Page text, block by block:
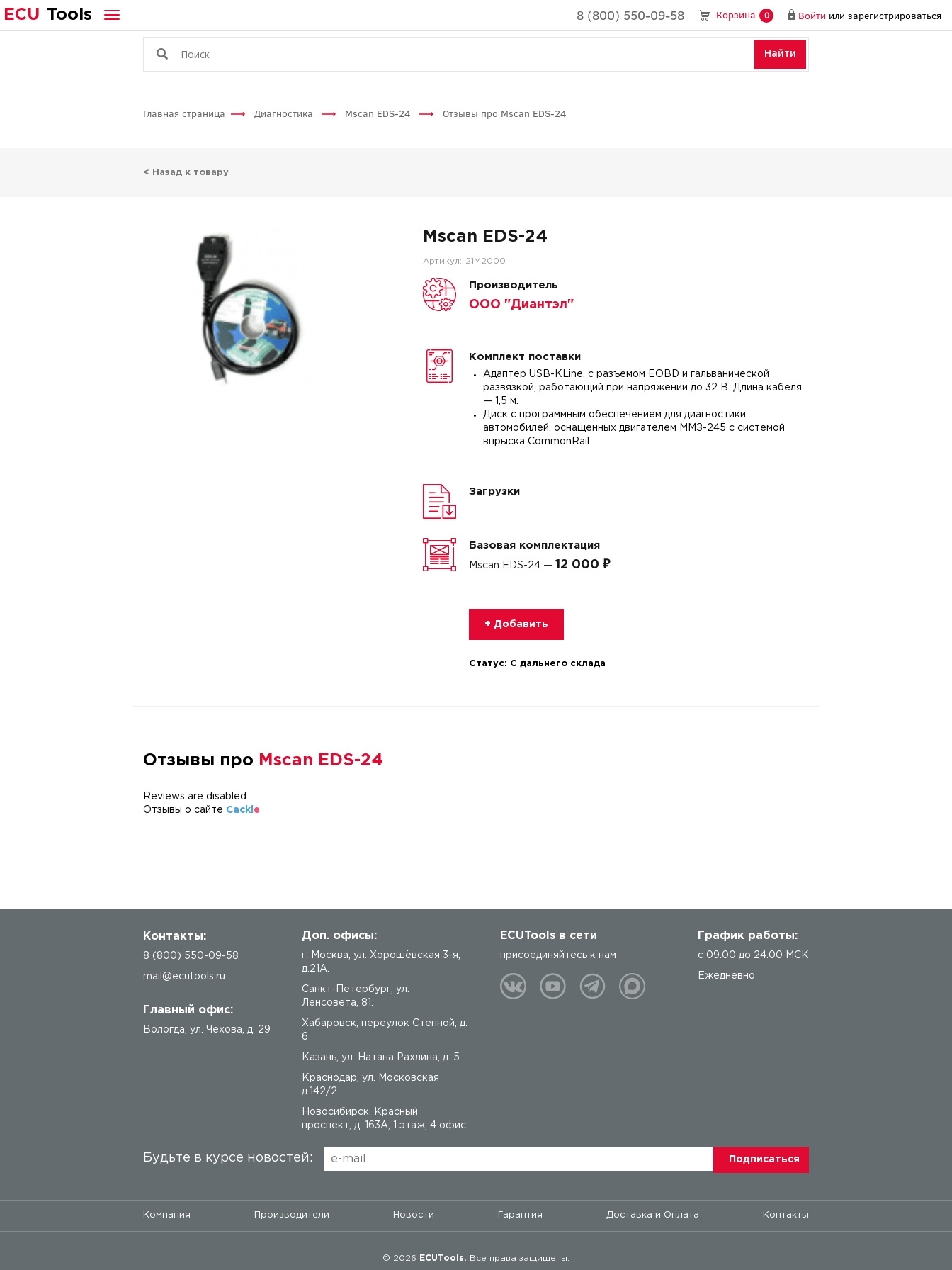
ECU Tools 8 (800) 550-09-58 Корзина 0 Войти или зарегистрироваться
Найти
Главная страница Диагностика Mscan EDS-24 Отзывы про Mscan EDS-24
< Назад к товару
Mscan EDS-24
Артикул: 21M2000
Производитель
ООО "Диантэл"
Комплект поставки
Адаптер USB-KLine, с разъемом EOBD и гальванической
развязкой, работающий при напряжении до 32 В. Длина кабеля
— 1,5 м.
Диск с программным обеспечением для диагностики
автомобилей, оснащенных двигателем ММЗ-245 с системой
впрыска CommonRail
Загрузки
Базовая комплектация
Mscan EDS-24 — 12 000 ₽
+ Добавить
Статус: С дальнего склада
Отзывы про Mscan EDS-24
Reviews are disabled
Отзывы о сайте Cackl e
Контакты:
8 (800) 550-09-58
mail@ecutools.ru
Главный офис:
Вологда ул. Чехова, д. 29
Доп. офисы:
г. Москва, ул. Хорошёвская 3-я,
д.21А.
Санкт-Петербург, ул.
Ленсовета, 81.
Хабаровск, переулок Степной, д.
6
Казань, ул. Натана Рахлина, д. 5
Краснодар, ул. Московская
д.142/2
Новосибирск, Красный
проспект, д. 163А, 1 этаж, 4 офис
ECUTools в сети
присоединяйтесь к нам
График работы:
с 09:00 до 24:00 МСК
Ежедневно
Будьте в курсе новостей:
Компания Производители Новости Гарантия Доставка и Оплата Контакты
© 2026 ECUTools. Все права защищены.